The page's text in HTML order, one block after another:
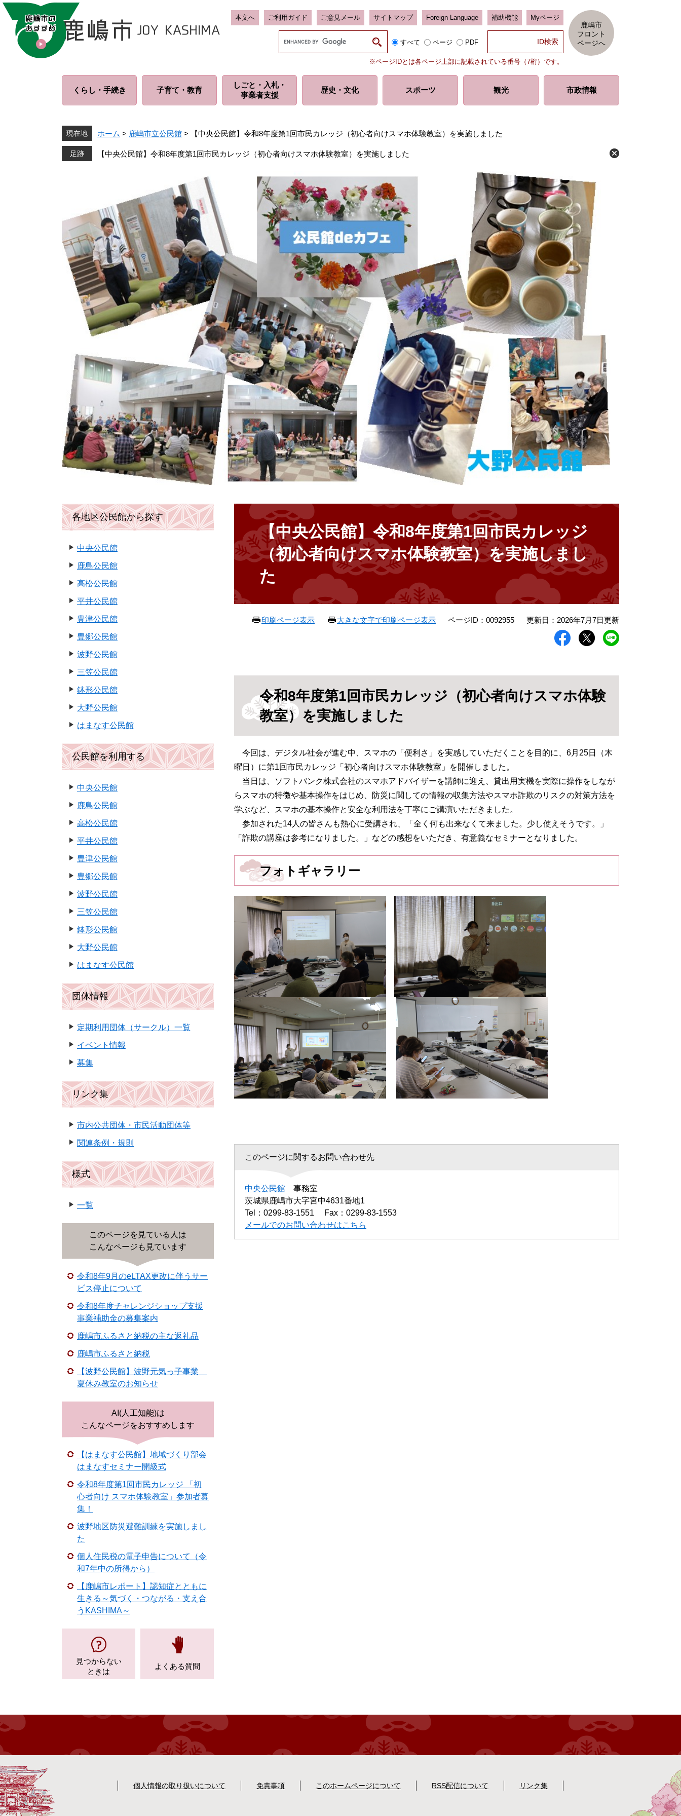
ペ
メ
本文へ ご利用ガイド ご意見メール サイトマップ Foreign Language 補助機能 Myページ
ム
索
すべて ページ PDF
※ページIDとは各ページ上部に記載されている番号（7桁）です。
鹿嶋市
フロント
ページへ
くらし・ 手続き 子育て・ 教育
しごと・入札・
事業者支援
歴史・ 文化 スポーツ 観光 市政情報
現在地 ホーム > 鹿嶋市立公民館 > 【中央公民館】令和8年度第1回市民カレッジ（初心者向けスマホ体験教室）を実施しました
【中央公民館】令和8年度第1回市民カレッジ（初心者向けスマホ体験教室）を実施しました
【中央公民館】令和8年度第1回市民カレッジ
（初心者向けスマホ体験教室）を実施しまし
た
印刷ページ表示 大きな文字で印刷ページ表示 ページID：0092955 更新日：2026年7月7日更新
令和8年度第1回市民カレッジ（初心者向けスマホ体験
教室）を実施しました
今回は、デジタル社会が進む中、スマホの「便利さ」を実感していただくことを目的に、6月25日（木
曜日）に第1回市民カレッジ「初心者向けスマホ体験教室」を開催しました。
当日は、ソフトバンク株式会社のスマホアドバイザーを講師に迎え、貸出用実機を実際に操作をしなが
らスマホの特徴や基本操作をはじめ、防災に関しての情報の収集方法やスマホ詐欺のリスクの対策方法を
学ぶなど、スマホの基本操作と安全な利用法を丁寧にご講演いただきました。
参加された14人の皆さんも熱心に受講され、「全く何も出来なくて来ました。少し使えそうです。」
「詐欺の講座は参考になりました。」などの感想をいただき、有意義なセミナーとなりました。
フォトギャラリー
このページに関するお問い合わせ先
中央公民館
事務室
茨城県鹿嶋市大字宮中4631番地1
Tel：0299-83-1551
Fax：0299-83-1553
メールでのお問い合わせはこちら
各地区公民館から探す
中央公民館
鹿島公民館
高松公民館
平井公民館
豊津公民館
豊郷公民館
波野公民館
三笠公民館
鉢形公民館
大野公民館
はまなす公民館
公民館を利用する
中央公民館
鹿島公民館
高松公民館
平井公民館
豊津公民館
豊郷公民館
波野公民館
三笠公民館
鉢形公民館
大野公民館
はまなす公民館
団体情報
定期利用団体（サークル）一覧
イベント情報
募集
リンク集
市内公共団体・市民活動団体等
関連条例・規則
様式
一覧
このページを見ている人は
こんなページも見ています
令和8年9月のeLTAX更改に伴うサー
ビス停止について
令和8年度チャレンジショップ支援
事業補助金の募集案内
鹿嶋市ふるさと納税の主な返礼品
鹿嶋市ふるさと納税
【波野公民館】波野元気っ子事業
夏休み教室のお知らせ
AI(人工知能)は
こんなページをおすすめします
【はまなす公民館】地域づくり部会
はまなすセミナー開級式
令和8年度第1回市民カレッジ 「初
心者向け スマホ体験教室」参加者募
集！
波野地区防災避難訓練を実施しまし
た
個人住民税の電子申告について（令
和7年中の所得から）
【鹿嶋市レポート】認知症とともに
生きる～気づく・つながる・支え合
うKASHIMA～
見つからない
ときは
よくある質問
個人情報の取り扱いについて 免責事項 このホームページについて RSS配信について リンク集